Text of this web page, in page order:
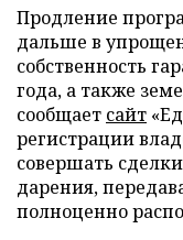
Продление
дальше в
собственность
года, а также
сообщает сайт
регистрации
совершать
дарения,
полноценно